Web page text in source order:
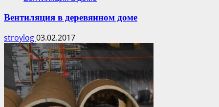
Вентиляция в деревянном доме
stroylog03.02.2017